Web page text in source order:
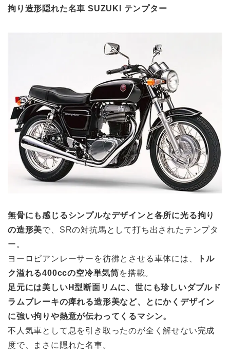
拘り造形隠れた名車 SUZUKI テンプター
無骨にも感じるシンプルなデザインと各所に光る拘り
の造形美で、SRの対抗馬として打ち出されたテンプタ
ー。
ヨーロピアンレーサーを彷彿とさせる車体には、
トル
ク溢れる400ccの空冷単気筒を搭載。
足元には美しいH型断面リムに、世にも珍しいダブルド
ラムブレーキの痺れる造形美など、とにかくデザイン
に強い拘りや熱意が伝わってくるマシン。
不人気車として息を引き取ったのが全く解せない完成
度で、まさに隠れた名車。